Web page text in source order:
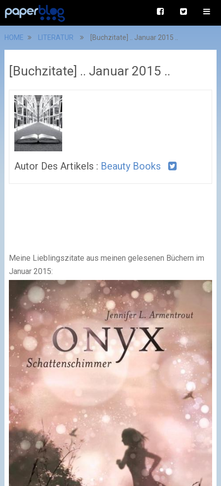
HOME LITERATUR [Buchzitate] .. Januar 2015 ..
[Buchzitate] .. Januar 2015 ..
Autor Des Artikels : Beauty Books
Meine Lieblingszitate aus meinen gelesenen Büchern im
Januar 2015: